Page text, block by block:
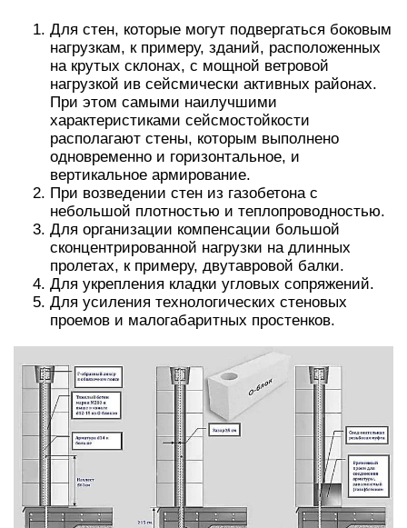
Для стен, которые могут подвергаться боковым
нагрузкам, к примеру, зданий, расположенных
на крутых склонах, с мощной ветровой
нагрузкой ив сейсмически активных районах.
При этом самыми наилучшими
характеристиками сейсмостойкости
располагают стены, которым выполнено
одновременно и горизонтальное, и
вертикальное армирование.
При возведении стен из газобетона с
небольшой плотностью и теплопроводностью.
Для организации компенсации большой
сконцентрированной нагрузки на длинных
пролетах, к примеру, двутавровой балки.
Для укрепления кладки угловых сопряжений.
Для усиления технологических стеновых
проемов и малогабаритных простенков.